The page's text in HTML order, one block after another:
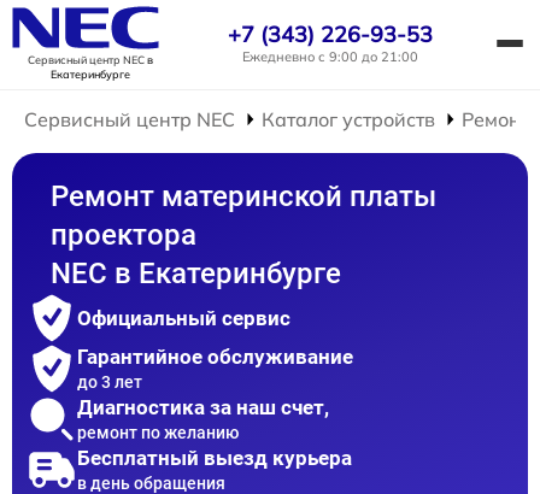
Сервисный центр NECв
Екатеринбурге
+7 (343) 226-93-53
Ежедневно с 9:00 до 21:00
Сервисный центр NEC Каталог устройств Ремонт
Ремонт материнской платы
проектора
NEC в Екатеринбурге
Официальный сервис
Гарантийное обслуживание
до 3 лет
Диагностика за наш счет,
ремонт по желанию
Бесплатный выезд курьера
в день обращения